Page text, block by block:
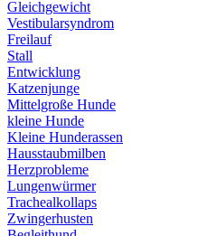
Gleichgewicht
Vestibularsyndrom
Freilauf
Stall
Entwicklung
Katzenjunge
Mittelgroße Hunde
kleine Hunde
Kleine Hunderassen
Hausstaubmilben
Herzprobleme
Lungenwürmer
Trachealkollaps
Zwingerhusten